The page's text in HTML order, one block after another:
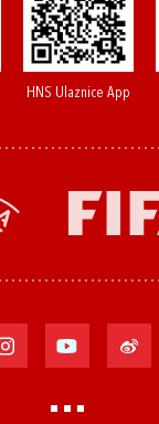
HNS Ulaznice App